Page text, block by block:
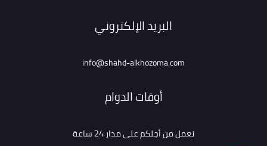
البريد الإلكتروني
info@shahd-alkhozoma.com
أوقات الدوام
نعمل من أجلكم على مدار 24 ساعة